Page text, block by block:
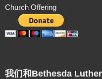
Church Offering
我们和Bethesda